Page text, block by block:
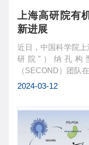
上海高研院有
新进展
近日，中国科学院
研院”）纳孔构
（SECOND）团队
还原方向的研究取
in Oxygen
2024-03-12